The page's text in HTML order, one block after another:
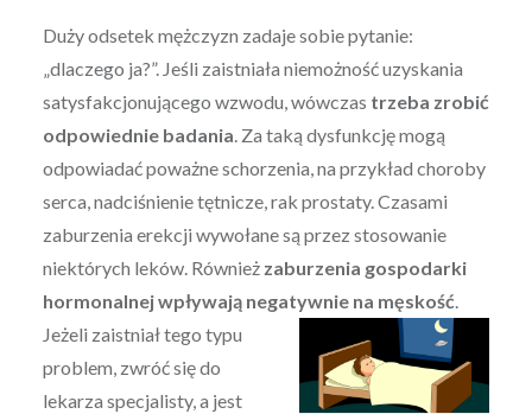
Duży odsetek mężczyzn zadaje sobie pytanie:
„dlaczego ja?”. Jeśli zaistniała niemożność uzyskania
satysfakcjonującego wzwodu, wówczas trzeba zrobić
odpowiednie badania. Za taką dysfunkcję mogą
odpowiadać poważne schorzenia, na przykład choroby
serca, nadciśnienie tętnicze, rak prostaty. Czasami
zaburzenia erekcji wywołane są przez stosowanie
niektórych leków. Równieżzaburzenia gospodarki
hormonalnej wpływają negatywnie na męskość.
Jeżeli zaistniał tego typu
problem, zwróć się do
lekarza specjalisty, a jest